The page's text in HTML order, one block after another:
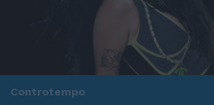
Controtempo